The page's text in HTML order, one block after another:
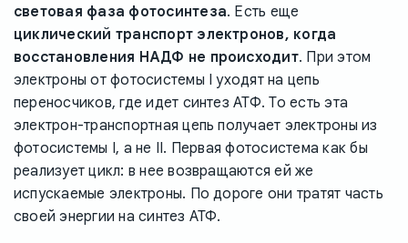
световая фаза фотосинтеза. Есть еще
циклический транспорт электронов, когда
восстановления НАДФ не происходит. При этом
электроны от фотосистемы I уходят на цепь
переносчиков, где идет синтез АТФ. То есть эта
электрон-транспортная цепь получает электроны из
фотосистемы I, а не II. Первая фотосистема как бы
реализует цикл: в нее возвращаются ей же
испускаемые электроны. По дороге они тратят часть
своей энергии на синтез АТФ.